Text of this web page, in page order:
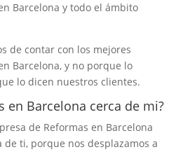
Barcelona y todo el ámbito
de contar con los mejores
Barcelona, y no porque lo
lo dicen nuestros clientes.
en Barcelona cerca de mi?
de Reformas en Barcelona
ti, porque nos desplazamos a